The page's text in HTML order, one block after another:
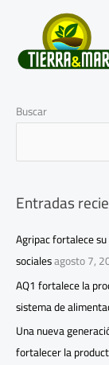
Buscar
Entradas
Agripac fortalece
socialesagosto 7,
AQ1 fortalece la
sistema de
Una nueva
fortalecer la